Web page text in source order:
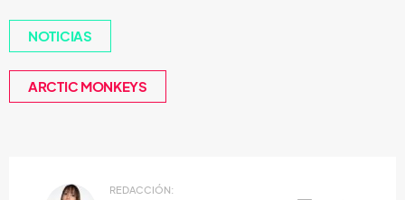
NOTICIAS
ARCTIC MONKEYS
REDACCIÓN: